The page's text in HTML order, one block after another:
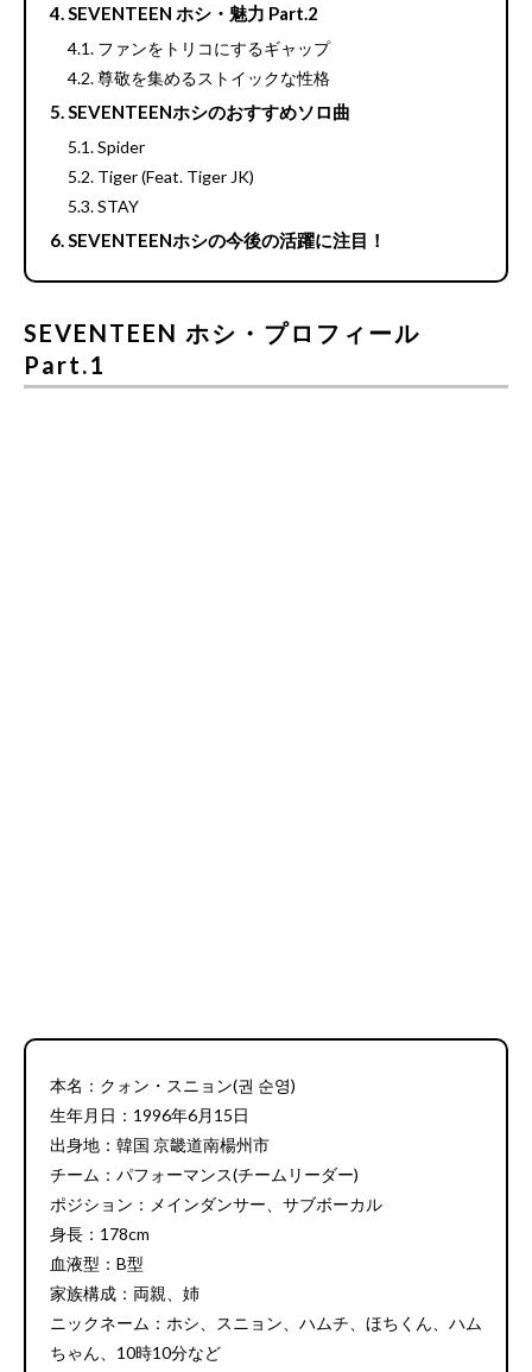
SEVENTEEN ホシ・魅力 Part.2
ファンをトリコにするギャップ
尊敬を集めるストイックな性格
SEVENTEENホシのおすすめソロ曲
Spider
Tiger (Feat. Tiger JK)
STAY
SEVENTEENホシの今後の活躍に注目！
SEVENTEEN ホシ・プロフィール
Part.1
本名：クォン・スニョン(권 순영)
生年月日：1996年6月15日
出身地：韓国 京畿道南楊州市
チーム：パフォーマンス(チームリーダー)
ポジション：メインダンサー、サブボーカル
身長：178cm
血液型：B型
家族構成：両親、姉
ニックネーム：ホシ、スニョン、ハムチ、ほちくん、ハム
ちゃん、10時10分など